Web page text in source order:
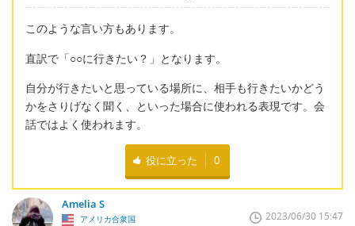
このような言い方もあります。
直訳で「○○に行きたい？」となります。
自分が行きたいと思っている場所に、相手も行きたいかどう
かをさりげなく聞く、といった場合に使われる表現です。会
話ではよく使われます。
役に立った 0
Amelia S
アメリカ合衆国 2023/06/30 15:47